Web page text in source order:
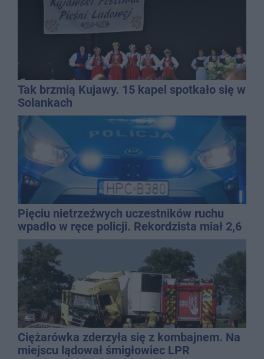
Tak brzmią Kujawy. 15 kapel spotkało się w
Solankach
Pięciu nietrzeźwych uczestników ruchu
wpadło w ręce policji. Rekordzista miał 2,6
promila
Ciężarówka zderzyła się z kombajnem. Na
miejscu lądował śmigłowiec LPR